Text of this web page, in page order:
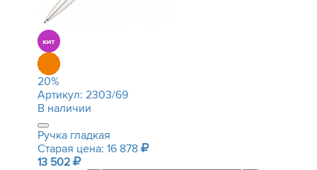
20%
Артикул: 2303/69
В наличии
Ручка гладкая
Старая цена: 16 878
13 502